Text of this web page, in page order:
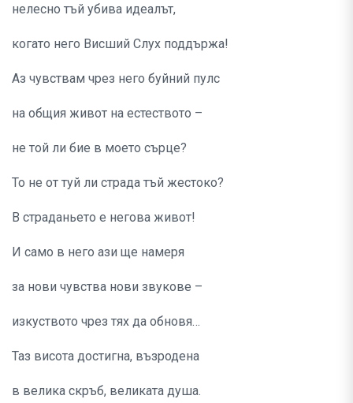
нелесно тъй убива идеалът,
когато него Висший Слух поддържа!
Аз чувствам чрез него буйний пулс
на общия живот на естеството –
не той ли бие в моето сърце?
То не от туй ли страда тъй жестоко?
В страданьето е негова живот!
И само в него ази ще намеря
за нови чувства нови звукове –
изкуството чрез тях да обновя…
Таз висота достигна, възродена
в велика скръб, великата душа.